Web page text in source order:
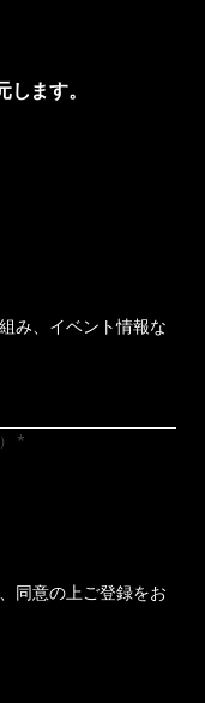
ます。
み、イベント情報な
同意の上ご登録をお